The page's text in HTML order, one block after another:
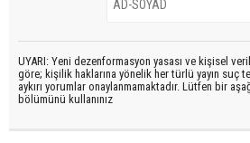
UYARI: Yeni dezenformasyon yasası ve kişisel
göre; kişilik haklarına yönelik her türlü yayın suç
aykırı yorumlar onaylanmamaktadır. Lütfen bir
bölümünü kullanınız